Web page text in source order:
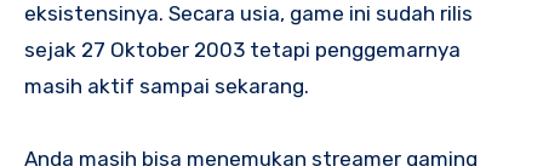
eksistensinya. Secara usia, game ini sudah rilis
sejak 27 Oktober 2003 tetapi penggemarnya
masih aktif sampai sekarang.
Anda masih bisa menemukan streamer gaming